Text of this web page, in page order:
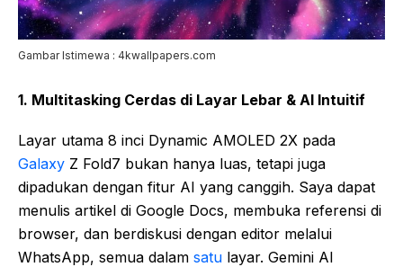
Gambar Istimewa : 4kwallpapers.com
1. Multitasking Cerdas di Layar Lebar & AI Intuitif
Layar utama 8 inci Dynamic AMOLED 2X pada
Galaxy Z Fold7 bukan hanya luas, tetapi juga
dipadukan dengan fitur AI yang canggih. Saya dapat
menulis artikel di Google Docs, membuka referensi di
browser, dan berdiskusi dengan editor melalui
WhatsApp, semua dalam satu layar. Gemini AI